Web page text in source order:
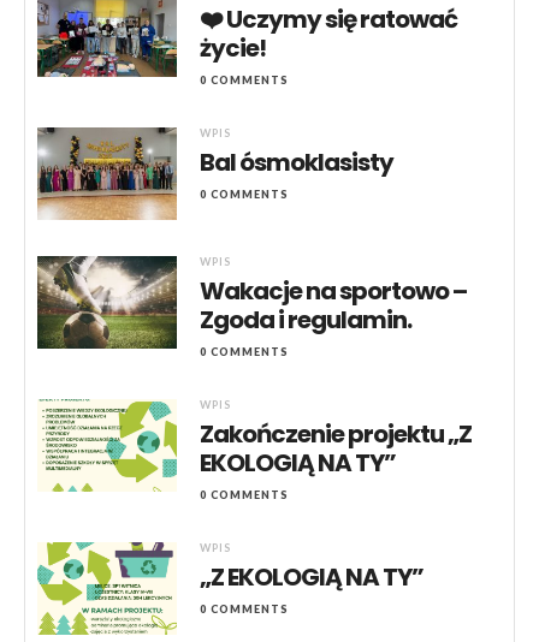
❤️ Uczymy się ratować
życie!
0 COMMENTS
WPIS
Bal ósmoklasisty
0 COMMENTS
WPIS
Wakacje na sportowo –
Zgoda i regulamin.
0 COMMENTS
WPIS
Zakończenie projektu „Z
EKOLOGIĄ NA TY”
0 COMMENTS
WPIS
„Z EKOLOGIĄ NA TY”
0 COMMENTS